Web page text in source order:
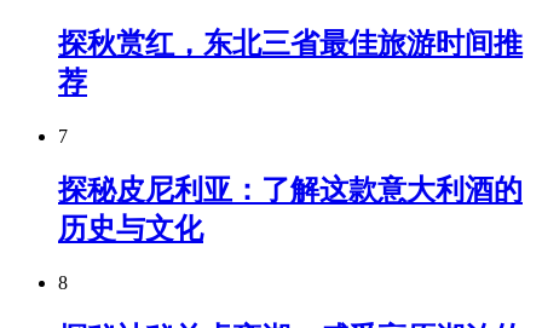
探秋赏红，东北三省最佳旅游时间推
荐
7
探秘皮尼利亚：了解这款意大利酒的
历史与文化
8